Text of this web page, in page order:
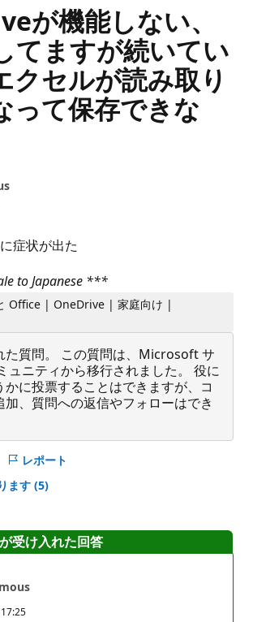
が機能しない、
てますが続いてい
セルが読み取り
って保存できな
症状が出た
to Japanese ***
Office | OneDrive | 家庭向け |
質問。
この質問は、Microsoft サ
ュニティから移行されました。 役に
かに投票することはできますが、コ
加、質問への返信やフォローはでき
レポート
ます (5)
受け入れた回答